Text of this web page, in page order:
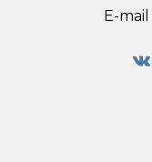
E-mail